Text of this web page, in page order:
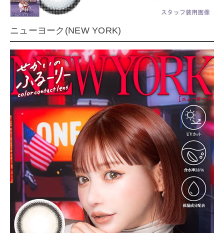
ニューヨーク(NEW YORK)